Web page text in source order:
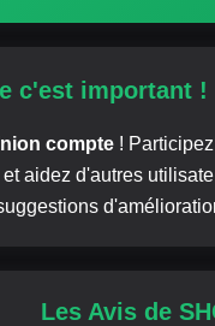
c'est important !
compte !
aidez d'autres
Les Avis de